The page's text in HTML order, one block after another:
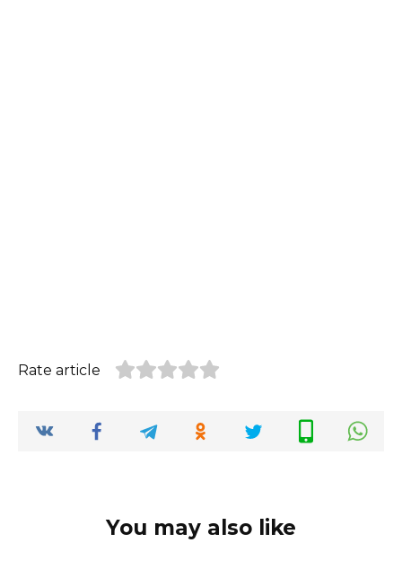
Rate article
You may also like